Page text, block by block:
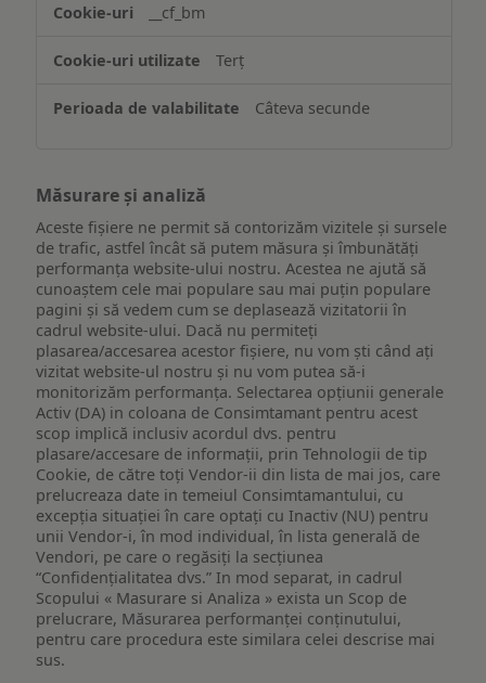
ului
__cf_bm
Terț
Câteva secunde
Măsurare și analiză
Aceste fișiere ne permit să contorizăm vizitele și sursele
de trafic, astfel încât să putem măsura și îmbunătăți
performanța website-ului nostru. Acestea ne ajută să
cunoaștem cele mai populare sau mai puțin populare
pagini și să vedem cum se deplasează vizitatorii în
cadrul website-ului. Dacă nu permiteți
plasarea/accesarea acestor fișiere, nu vom ști când ați
vizitat website-ul nostru și nu vom putea să-i
monitorizăm performanța. Selectarea opțiunii generale
Activ (DA) in coloana de Consimtamant pentru acest
scop implică inclusiv acordul dvs. pentru
plasare/accesare de informații, prin Tehnologii de tip
Cookie, de către toți Vendor-ii din lista de mai jos, care
prelucreaza date in temeiul Consimtamantului, cu
excepția situației în care optați cu Inactiv (NU) pentru
unii Vendor-i, în mod individual, în lista generală de
Vendori, pe care o regăsiți la secțiunea
“Confidențialitatea dvs.” In mod separat, in cadrul
Scopului « Masurare si Analiza » exista un Scop de
prelucrare, Măsurarea performanței conținutului,
pentru care procedura este similara celei descrise mai
sus.